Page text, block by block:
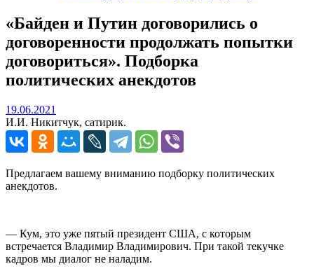
«Байден и Путин договорились о
договоренности продолжать попытки
договориться». Подборка
политических анекдотов
19.06.2021
И.И. Никитчук, сатирик.
Предлагаем вашему вниманию подборку политических
анекдотов.
— Кум, это уже пятый президент США, с которым
встречается Владимир Владимирович. При такой текучке
кадров мы диалог не наладим.